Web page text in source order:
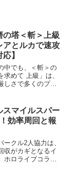
の塔＜斬＞上級
アとルカで速攻
】
中でも、＜斬＞の
めて 上級」は、
しさで多くのプレ
力、そして大剣・
効果を組み合わ
る編成と攻略法を
、剣士ショコラの
プラス。
スマイルスパー
効率周回と報
クル2人協力は、
収がカギとなるイ
ホロライブコラボ